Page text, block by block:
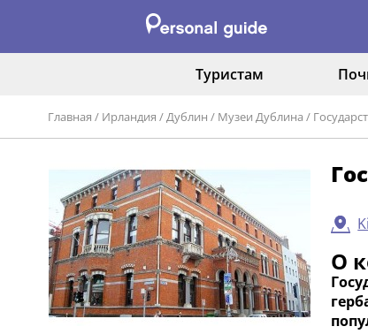
Туристам
Главная / Ирландия /Дублин / Музеи Дублина /
О